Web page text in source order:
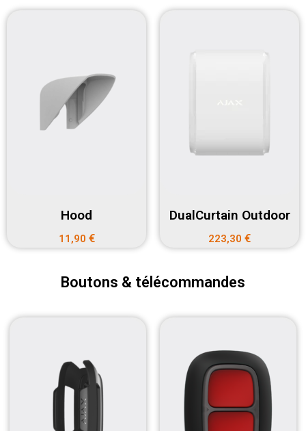
Hood
11,90 €
DualCurtain Outdoor
223,30 €
Boutons & télécommandes